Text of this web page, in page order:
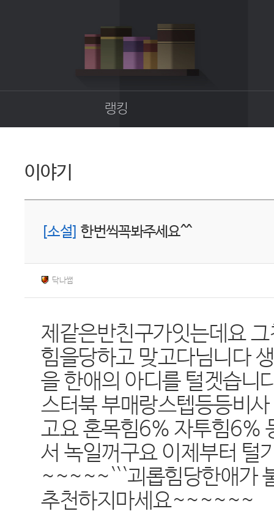
랭킹
이야기
[소설] 한번씩꼭봐주세요^^
닥나쌤
제같은반친구가잇는데요
힘을당하고 맞고다님니다
을 한애의 아디를 털겟습
스터북 부매랑스텝등등비
고요 혼목힘6% 자투힘6%
서 녹일꺼구요 이제부터
~~~~~```괴롭힘당한애가
추천하지마세요~~~~~~